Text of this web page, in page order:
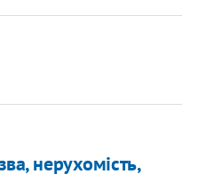
нерухомість,